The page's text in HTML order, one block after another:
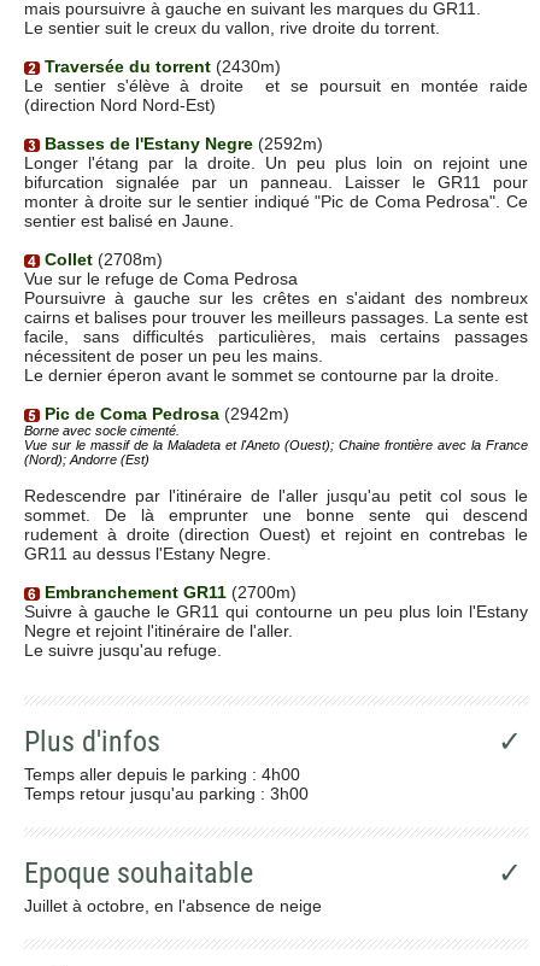
mais poursuivre à gauche en suivant les marques du GR11.
Le sentier suit le creux du vallon, rive droite du torrent.
Traversée du torrent (2430m)
Le sentier s'élève à droite et se poursuit en montée raide
(direction Nord Nord-Est)
Basses de l'Estany Negre (2592m)
Longer l'étang par la droite. Un peu plus loin on rejoint une
bifurcation signalée par un panneau. Laisser le GR11 pour
monter à droite sur le sentier indiqué "Pic de Coma Pedrosa". Ce
sentier est balisé en Jaune.
Collet (2708m)
Vue sur le refuge de Coma Pedrosa
Poursuivre à gauche sur les crêtes en s'aidant des nombreux
cairns et balises pour trouver les meilleurs passages. La sente est
facile, sans difficultés particulières, mais certains passages
nécessitent de poser un peu les mains.
Le dernier éperon avant le sommet se contourne par la droite.
Pic de Coma Pedrosa (2942m)
Borne avec socle cimenté.
Vue sur le massif de la Maladeta et l'Aneto (Ouest); Chaine frontière avec la France
(Nord); Andorre (Est)
Redescendre par l'itinéraire de l'aller jusqu'au petit col sous le
sommet. De là emprunter une bonne sente qui descend
rudement à droite (direction Ouest) et rejoint en contrebas le
GR11 au dessus l'Estany Negre.
Embranchement GR11 (2700m)
Suivre à gauche le GR11 qui contourne un peu plus loin l'Estany
Negre et rejoint l'itinéraire de l'aller.
Le suivre jusqu'au refuge.
Plus d'infos ✓
Temps aller depuis le parking : 4h00
Temps retour jusqu'au parking : 3h00
Epoque souhaitable ✓
Juillet à octobre, en l'absence de neige